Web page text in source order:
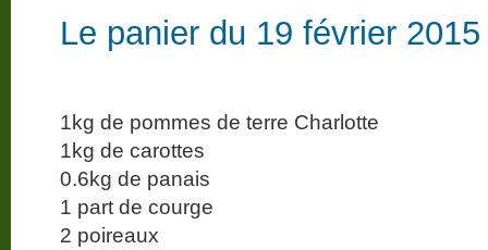
Le panier du 19 février 2015
1kg de pommes de terre Charlotte
1kg de carottes
0.6kg de panais
1 part de courge
2 poireaux